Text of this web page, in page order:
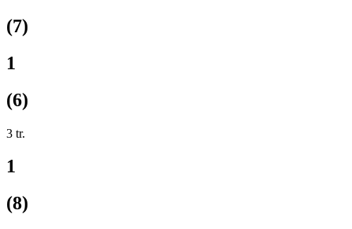
(7)
1
(6)
3 tr.
1
(8)